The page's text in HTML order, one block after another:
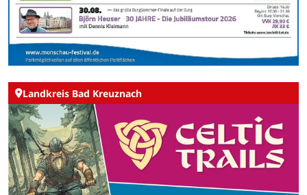
Landkreis Bad Kreuznach